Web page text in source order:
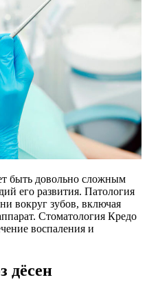
быть довольно сложным
его развития. Патология
вокруг зубов, включая
Стоматология Кредо
воспаления и
дёсен